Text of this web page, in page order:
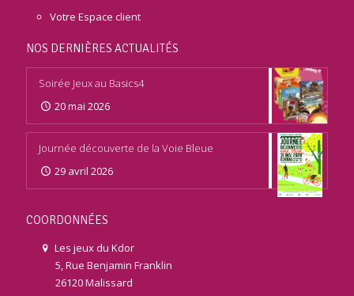
Votre Espace client
NOS DERNIÈRES ACTUALITÉS
Soirée Jeux au Basics4
20 mai 2026
Journée découverte de la Voie Bleue
29 avril 2026
COORDONNÉES
Les jeux du Kdor
5, Rue Benjamin Franklin
26120 Malissard